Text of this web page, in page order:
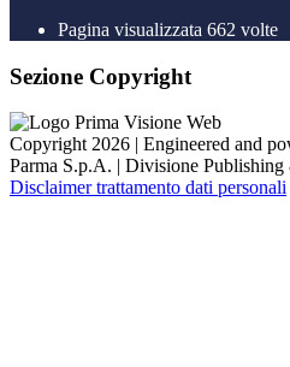
Pagina visualizzata 662 volte
Sezione Copyright
Copyright 2026 | Engineered and
Parma S.p.A. | Divisione
Disclaimer trattamento dati personali